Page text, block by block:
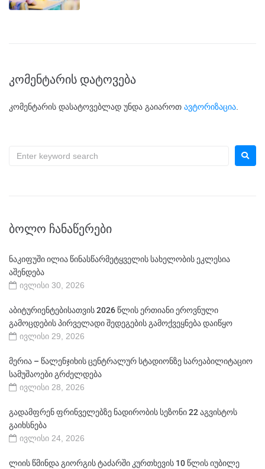
კომენტარის დატოვება
კომენტარის დასატოვებლად უნდა გაიაროთ ავტორიზაცია
ᲑᲝᲚᲝ ᲩᲐᲜᲐᲬᲔᲠᲔᲑᲘ
ნაკიფუში ილია წინასწარმეტყველის სახელობის ეკლესია
აშენდება
ივლისი 30, 2026
აბიტურიენტებისათვის 2026 წლის ერთიანი ეროვნული
გამოცდების პირველადი შედეგების გამოქვეყნება დაიწყო
ივლისი 29, 2026
მერია – წალენჯიხის ცენტრალურ სტადიონზე სარეაბილიტაციო
სამუშაოები გრძელდება
ივლისი 28, 2026
გადამფრენ ფრინველებზე ნადირობის სეზონი 22 აგვისტოს
გაიხსნება
ივლისი 24, 2026
ლიის წმინდა გიორგის ტაძარში კურთხევის 10 წლის იუბილე